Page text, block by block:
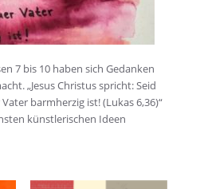
7 bis 10 haben sich Gedanken
„Jesus Christus spricht: Seid
barmherzig ist! (Lukas 6,36)“
künstlerischen Ideen